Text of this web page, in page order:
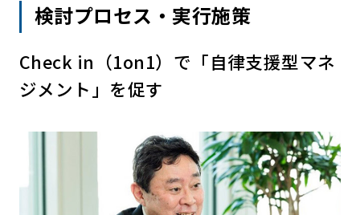
検討プロセス・実行施策
Check in（1on1）で「自律支援型マネ
ジメント」を促す